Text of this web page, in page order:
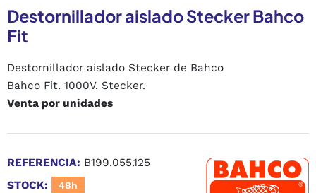
Destornillador aislado Stecker Bahco
Fit
Destornillador aislado Stecker de Bahco
Bahco Fit. 1000V. Stecker.
Venta por unidades
REFERENCIA: B199.055.125
STOCK:
48h